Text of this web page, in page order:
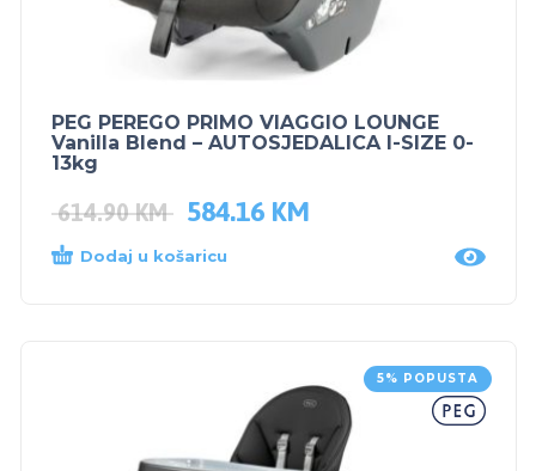
PEG PEREGO PRIMO VIAGGIO LOUNGE
Vanilla Blend – AUTOSJEDALICA I-SIZE 0-
13kg
614.90KM 584.16 KM
Dodaj u košaricu
5% POPUSTA